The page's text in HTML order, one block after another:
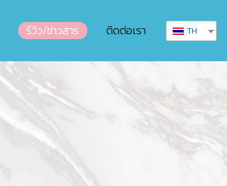
รีวิว/ข่าวสาร ติดต่อเรา TH